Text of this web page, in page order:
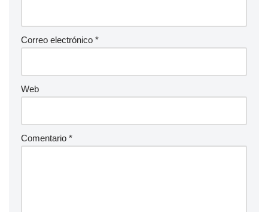
Correo electrónico *
Web
Comentario *